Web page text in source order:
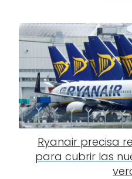
Ryanair precisa
para cubrir las